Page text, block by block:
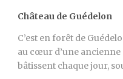
Château de Guédelon
C’est en forêt de
au cœur d’une
bâtissent chaque jour,